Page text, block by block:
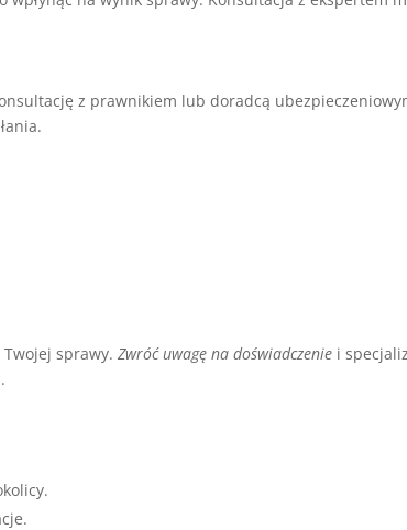
z prawnikiem lub doradcą
Twojej sprawy.Zwróć uwagę na doświadczenie i